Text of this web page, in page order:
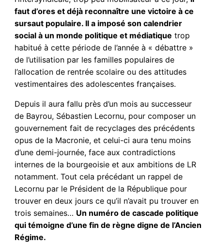
faut d’ores et déjà reconnaître une victoire à ce
sursaut populaire. Il a imposé son calendrier
social à un monde politique et médiatique trop
habitué à cette période de l’année à « débattre »
de l’utilisation par les familles populaires de
l’allocation de rentrée scolaire ou des attitudes
vestimentaires des adolescentes françaises.
Depuis il aura fallu près d’un mois au successeur
de Bayrou, Sébastien Lecornu, pour composer un
gouvernement fait de recyclages des précédents
opus de la Macronie, et celui-ci aura tenu moins
d’une demi-journée, face aux contradictions
internes de la bourgeoisie et aux ambitions de LR
notamment. Tout cela précédant un rappel de
Lecornu par le Président de la République pour
trouver en deux jours ce qu’il n’avait pu trouver en
trois semaines… Un numéro de cascade politique
qui témoigne d’une fin de règne digne de l’Ancien
Régime.